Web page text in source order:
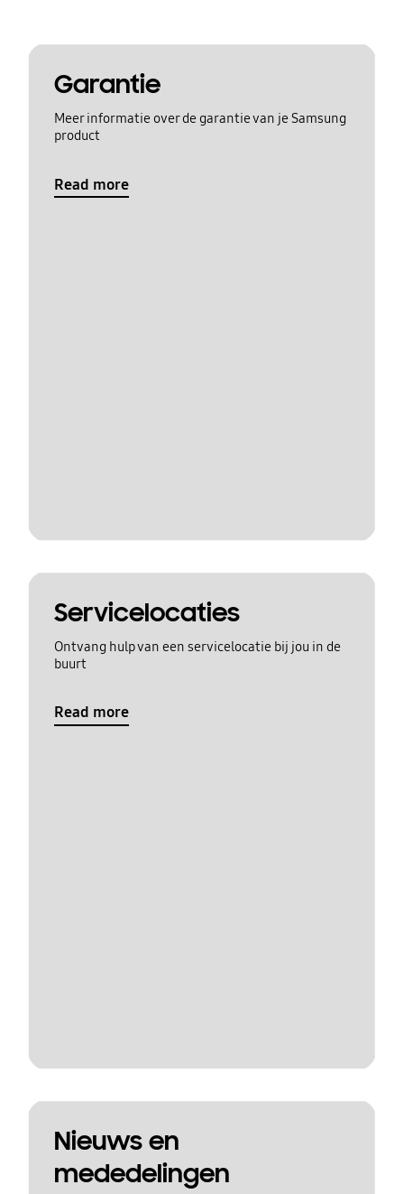
Garantie
Meer informatie over de garantie van je Samsung
product
Read more
Servicelocaties
Ontvang hulp van een servicelocatie bij jou in de
buurt
Read more
Nieuws en
mededelingen